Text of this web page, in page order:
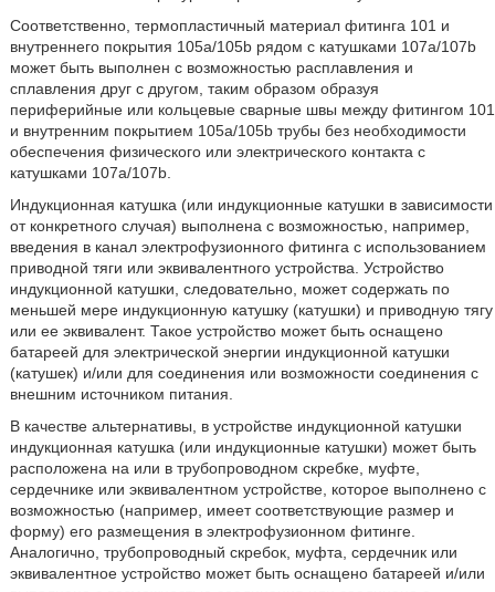
Соответственно, термопластичный материал фитинга 101 и
внутреннего покрытия 105а/105b рядом с катушками 107а/107b
может быть выполнен с возможностью расплавления и
сплавления друг с другом, таким образом образуя
периферийные или кольцевые сварные швы между фитингом 101
и внутренним покрытием 105а/105b трубы без необходимости
обеспечения физического или электрического контакта с
катушками 107а/107b.
Индукционная катушка (или индукционные катушки в зависимости
от конкретного случая) выполнена с возможностью, например,
введения в канал электрофузионного фитинга с использованием
приводной тяги или эквивалентного устройства. Устройство
индукционной катушки, следовательно, может содержать по
меньшей мере индукционную катушку (катушки) и приводную тягу
или ее эквивалент. Такое устройство может быть оснащено
батареей для электрической энергии индукционной катушки
(катушек) и/или для соединения или возможности соединения с
внешним источником питания.
В качестве альтернативы, в устройстве индукционной катушки
индукционная катушка (или индукционные катушки) может быть
расположена на или в трубопроводном скребке, муфте,
сердечнике или эквивалентном устройстве, которое выполнено с
возможностью (например, имеет соответствующие размер и
форму) его размещения в электрофузионном фитинге.
Аналогично, трубопроводный скребок, муфта, сердечник или
эквивалентное устройство может быть оснащено батареей и/или